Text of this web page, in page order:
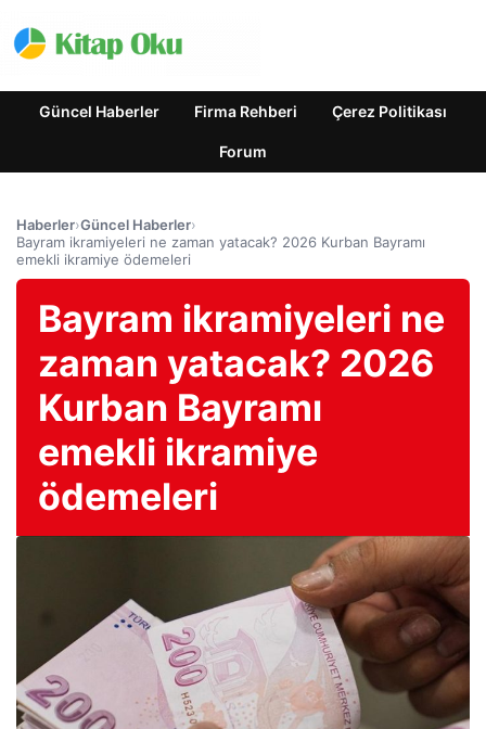
Güncel Haberler Firma Rehberi Çerez Politikası
Forum
Haberler›Güncel Haberler›
Bayram ikramiyeleri ne zaman yatacak? 2026 Kurban Bayramı
emekli ikramiye ödemeleri
Bayram ikramiyeleri ne
zaman yatacak? 2026
Kurban Bayramı
emekli ikramiye
ödemeleri